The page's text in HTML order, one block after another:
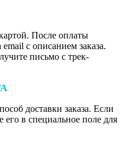
После оплаты
с описанием заказа.
письмо с трек-
доставки заказа. Если
его в специальное поле для